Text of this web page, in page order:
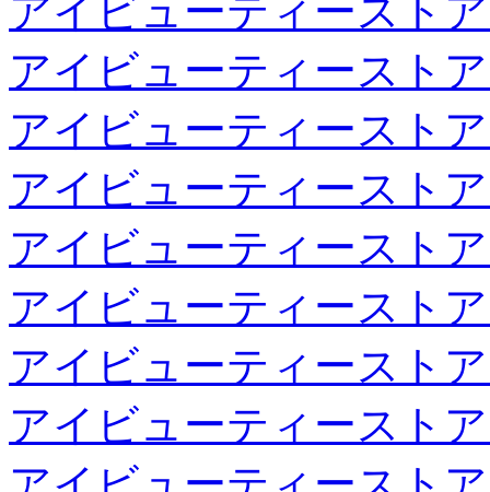
アイビューティースト
アイビューティースト
アイビューティースト
アイビューティースト
アイビューティースト
アイビューティースト
アイビューティースト
アイビューティースト